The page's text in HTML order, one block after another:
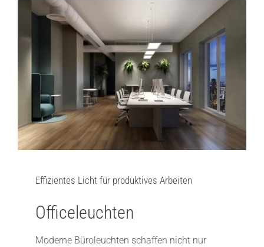
Effizientes Licht für produktives Arbeiten
Officeleuchten
Moderne Büroleuchten schaffen nicht nur